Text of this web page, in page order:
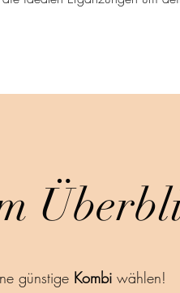
günstige Kombiwählen!